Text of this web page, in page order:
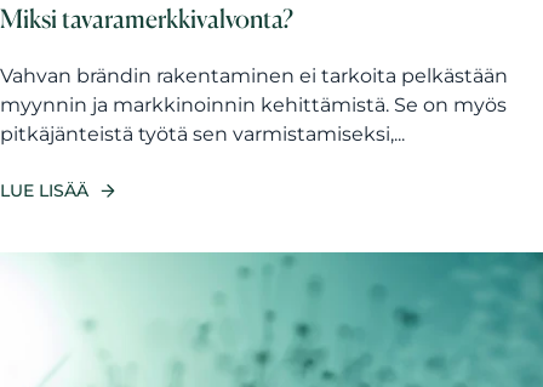
Miksi tavaramerkkivalvonta?
Vahvan brändin rakentaminen ei tarkoita pelkästään
myynnin ja markkinoinnin kehittämistä. Se on myös
pitkäjänteistä työtä sen varmistamiseksi,...
LUE LISÄÄ